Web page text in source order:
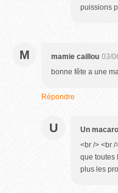
puissions
M mamie caillou 03/
bonne fête a une
Répondre
U Un
<br /> <br
que toutes
plus les